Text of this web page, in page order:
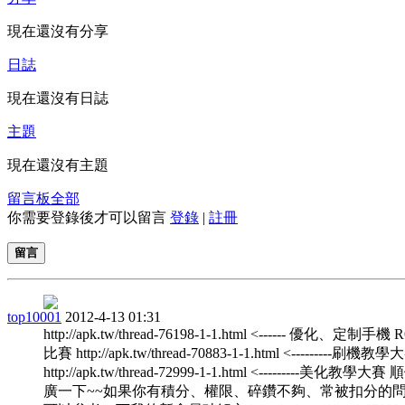
現在還沒有分享
日誌
現在還沒有日誌
主題
現在還沒有主題
留言板全部
你需要登錄後才可以留言 登錄 | 註冊
留言
top10001 2012-4-13 01:31
http://apk.tw/thread-76198-1-1.html <------ 優化、定制手機
比賽 http://apk.tw/thread-70883-1-1.html <---------刷機教學
http://apk.tw/thread-72999-1-1.html <---------美化教學大賽
廣一下~~如果你有積分、權限、碎鑽不夠、常被扣分的問